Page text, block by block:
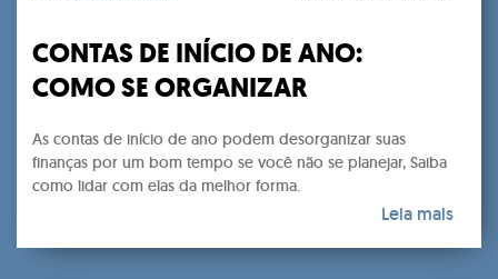
CONTAS DE INÍCIO DE ANO:
COMO SE ORGANIZAR
As contas de início de ano podem desorganizar suas
finanças por um bom tempo se você não se planejar, Saiba
como lidar com elas da melhor forma.
Leia mais